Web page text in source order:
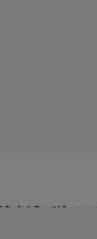
Poftă Bună!Contact